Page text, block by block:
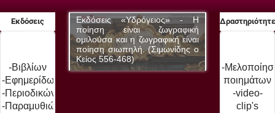
Εκδόσεις
-Βιβλίων
-Εφημερίδων
-Περιοδικών
-Παραμυθιών
- Η
ζωγραφική
Εκδόσεις «Υδρόγειος» - Η
ποίηση είναι ζωγραφική
ομιλούσα και η ζωγραφική είναι
ποίηση σιωπηλή. (Σιμωνίδης ο
Κείος 556-468)
Εκδόσεις
ποίηση
-
ποιημάτων
-video-
clip's